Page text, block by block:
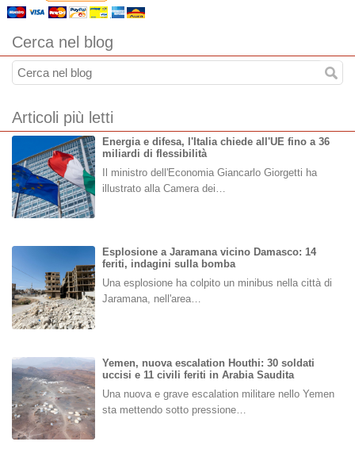
Cerca nel blog
Articoli più letti
Energia e difesa, l'Italia chiede all'UE fino a 36
miliardi di flessibilità
Il ministro dell'Economia Giancarlo Giorgetti ha
illustrato alla Camera dei…
Esplosione a Jaramana vicino Damasco: 14
feriti, indagini sulla bomba
Una esplosione ha colpito un minibus nella città di
Jaramana, nell'area…
Yemen, nuova escalation Houthi: 30 soldati
uccisi e 11 civili feriti in Arabia Saudita
Una nuova e grave escalation militare nello Yemen
sta mettendo sotto pressione…